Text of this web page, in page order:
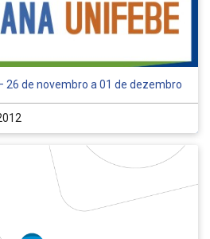
26 de novembro a 01 de dezembro